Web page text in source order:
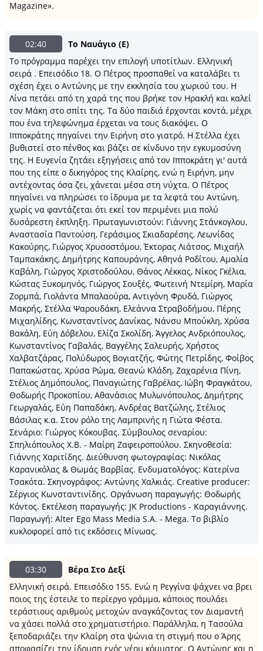
Magazine».
02:40
Το Ναυάγιο (Ε)
Το πρόγραμμα παρέχει την επιλογή υποτίτλων. Ελληνική
σειρά . Επεισόδιο 18. Ο Πέτρος προσπαθεί να καταλάβει τι
σχέση έχει ο Αντώνης με την εκκλησία του χωριού του. Η
Λίνα πετάει από τη χαρά της που βρήκε τον Ηρακλή και καλεί
τον Μάκη στο σπίτι της. Τα δύο παιδιά έρχονται κοντά, μέχρι
που ένα τηλεφώνημα έρχεται να τους διακόψει. Ο
Ιπποκράτης πηγαίνει την Ειρήνη στο γιατρό. Η Στέλλα έχει
βυθιστεί στο πένθος και βάζει σε κίνδυνο την εγκυμοσύνη
της. Η Ευγενία ζητάει εξηγήσεις από τον Ιπποκράτη γι' αυτά
που της είπε ο δικηγόρος της Κλαίρης, ενώ η Ειρήνη, μην
αντέχοντας όσα ζει, χάνεται μέσα στη νύχτα. Ο Πέτρος
πηγαίνει να πληρώσει το ίδρυμα με τα λεφτά του Αντώνη,
χωρίς να φαντάζεται ότι εκεί τον περιμένει μια πολύ
δυσάρεστη έκπληξη. Πρωταγωνιστούν: Γιάννης Στάνκογλου,
Αναστασία Παντούση, Γεράσιμος Σκιαδαρέσης, Λεωνίδας
Κακούρης, Γιώργος Χρυσοστόμου, Έκτορας Λιάτσος, Μιχαήλ
Ταμπακάκης, Δημήτρης Καπουράνης, Αθηνά Ροδίτου, Αμαλία
Καβάλη, Γιώργος Χριστοδούλου, Θάνος Λέκκας, Νίκος Γκέλια,
Κώστας Ξυκομηνός, Γιώργος Σουξές, Φωτεινή Ντεμίρη, Μαρία
Ζορμπά, Γιολάντα Μπαλαούρα, Αντιγόνη Φρυδά, Γιώργος
Μακρής, Στέλλα Ψαρουδάκη, Ελεάννα Στραβοδήμου, Πέρης
Μιχαηλίδης, Κωνσταντίνος Δανίκας, Νάνσυ Μπούκλη, Χρύσα
Βακάλη, Εύη Δόβελου, Ελίζα Σκολίδη, Άγγελος Ανδριόπουλος,
Κωνσταντίνος Γαβαλάς, Βαγγέλης Σαλευρής, Χρήστος
Χαλβατζάρας, Πολύδωρος Βογιατζής, Φώτης Πετρίδης, Φοίβος
Παπακώστας, Χρύσα Ρώμα, Θεανώ Κλάδη, Ζαχαρένια Πίνη,
Στέλιος Δημόπουλος, Παναγιώτης Γαβρέλας, Ιώβη Φραγκάτου,
Θοδωρής Προκοπίου, Αθανάσιος Μυλωνόπουλος, Δημήτρης
Γεωργαλάς, Εύη Παπαδάκη, Ανδρέας Βατζώλης, Στέλιος
Βάσιλας κ.α. Στον ρόλο της Λαμπρινής η Γιώτα Φέστα.
Σενάριο: Γιώργος Κόκουβας. Σύμβουλος σεναρίου:
Σπηλιόπουλος Χ.Β. - Μαίρη Ζαφειροπούλου. Σκηνοθεσία:
Γιάννης Χαριτίδης. Διεύθυνση φωτογραφίας: Νικόλας
Καρανικόλας & Θωμάς Βαρβίας. Ενδυματολόγος: Κατερίνα
Τσακότα. Σκηνογράφος: Αντώνης Χαλκιάς. Creative producer:
Σέργιος Κωνσταντινίδης. Οργάνωση παραγωγής: Θοδωρής
Κόντος. Εκτέλεση παραγωγής: JK Productions - Καραγιάννης.
Παραγωγή: Alter Ego Mass Media S.A. - Mega. Το βιβλίο
κυκλοφορεί από τις εκδόσεις Μίνωας.
03:30
Βέρα Στο Δεξί
Ελληνική σειρά. Επεισόδιο 155. Ενώ η Ρεγγίνα ψάχνει να βρει
ποιος της έστειλε το περίεργο γράμμα, κάποιος πουλάει
τεράστιους αριθμούς μετοχών αναγκάζοντας τον Διαμαντή
να χάσει πολλά στο χρηματιστήριο. Παράλληλα, η Τασούλα
ξεποδαριάζει την Κλαίρη στα ψώνια τη στιγμή που ο Άρης
αποφασίζει την ίδρυση ενός νέου κόμματος. Ο Αντώνης και η